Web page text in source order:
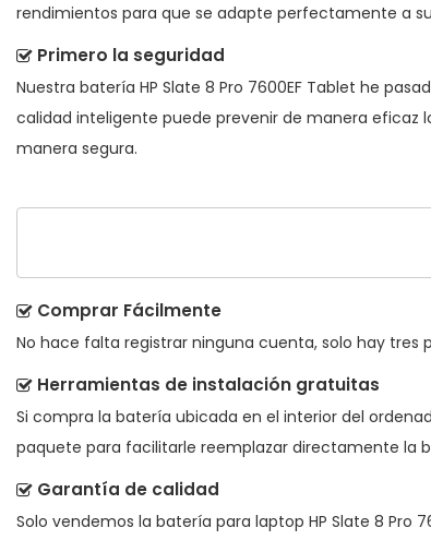
rendimientos para que se adapte perfectamente a
Primero la seguridad
Nuestra batería HP Slate 8 Pro 7600EF Tablet he
calidad inteligente puede prevenir de manera eficaz
manera segura.
Comprar Fácilmente
No hace falta registrar ninguna cuenta, solo hay tres
Herramientas de instalación gratuitas
Si compra la batería ubicada en el interior del
paquete para facilitarle reemplazar directamente la
Garantía de calidad
Solo vendemos la batería para laptop HP Slate 8 Pro